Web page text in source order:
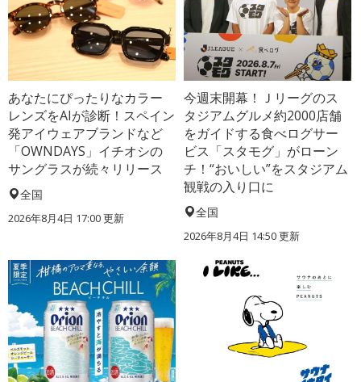
あなたにぴったりなカラー
レンズをAIが診断！スペイン
発アイウェアブランドなど
「OWNDAYS」イチオシの
サングラスが続々リリース
全国
2026年8月4日 17:00更新
今週末開幕！Ｊリーグのス
タジアムグルメ約2000店舗
をガイドする食べログサー
ビス「スタモグ」がローン
チ！“おいしい”をスタジアム
観戦の入り口に
全国
2026年8月4日 14:50更新